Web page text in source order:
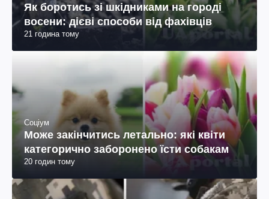
Як боротись зі шкідниками на городі
восени: дієві способи від фахівців
21 година тому
Соціум
Може закінчитись летально: які квіти
категорично заборонено їсти собакам
20 годин тому